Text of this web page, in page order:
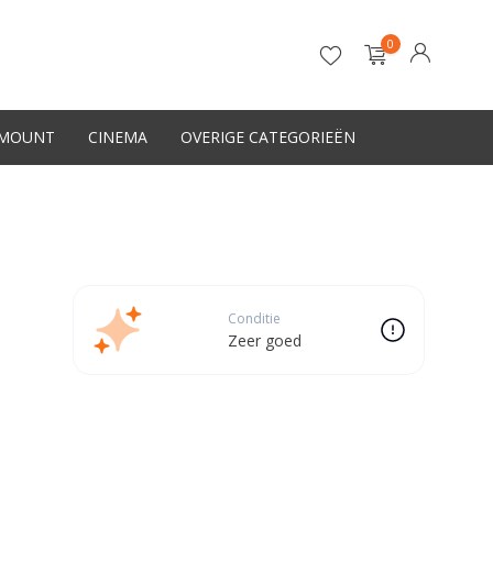
0
CINEMA OVERIGE CATEGORIEËN
Conditie
Zeer goed